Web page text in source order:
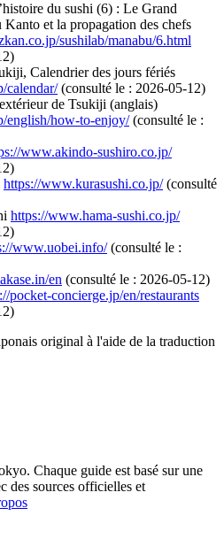
du sushi (6) : Le Grand
Kanto et la propagation des chefs
sushilab/manabu/6.html
Calendrier des jours fériés
calendar/(consulté le : 2026-05-12)
de Tsukiji (anglais)
english/how-to-enjoy/(consulté le :
www.akindo-sushiro.co.jp/
https://www.kurasushi.co.jp/(consulté
https://www.hama-sushi.co.jp/
www.uobei.info/(consulté le :
en (consulté le : 2026-05-12)
pocket-concierge.jp/en/restaurants
original à l'aide de la traduction
Chaque guide est basé sur une
des sources officielles et